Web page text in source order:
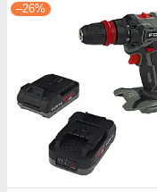
–26%